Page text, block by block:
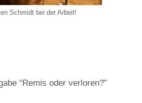
Schmidt bei der Arbeit!
“Remis oder verloren?”